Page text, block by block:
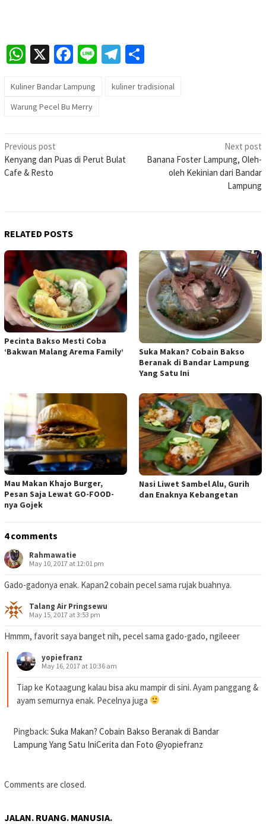
WhatsApp
X Facebook
LineTelegram
Kuliner Bandar Lampung
kuliner tradisional
Warung Pecel Bu Merry
Post
navigation
Previous post
Kenyang dan Puas di Perut Bulat
Cafe & Resto
Next post
Banana Foster Lampung, Oleh-
oleh Kekinian dari Bandar
Lampung
RELATED POSTS
Pecinta Bakso Mesti Coba
‘Bakwan Malang Arema Family’
Suka Makan? Cobain Bakso
Beranak di Bandar Lampung
Yang Satu Ini
Mau Makan Khajo Burger,
Pesan Saja Lewat GO-FOOD-
nya Gojek
Nasi Liwet Sambel Alu, Gurih
dan Enaknya Kebangetan
4 comments
Rahmawatie
May 10, 2017 at 12:01 pm
Gado-gadonya enak. Kapan2 cobain pecel sama rujak buahnya.
Talang Air Pringsewu
May 15, 2017 at 3:53 pm
Hmmm, favorit saya banget nih, pecel sama gado-gado, ngileeer
yopiefranz
May 16, 2017 at 10:36 am
Tiap ke Kotaagung kalau bisa aku mampir di sini. Ayam panggang &
ayam semurnya enak. Pecelnya juga
Pingback: Suka Makan? Cobain Bakso Beranak di Bandar
Lampung Yang Satu IniCerita dan Foto @yopiefranz
Comments are closed.
JALAN. RUANG. MANUSIA.